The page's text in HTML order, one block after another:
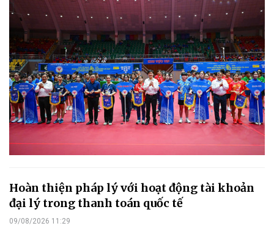
Hoàn thiện pháp lý với hoạt động tài khoản
đại lý trong thanh toán quốc tế
09/08/2026 11:29